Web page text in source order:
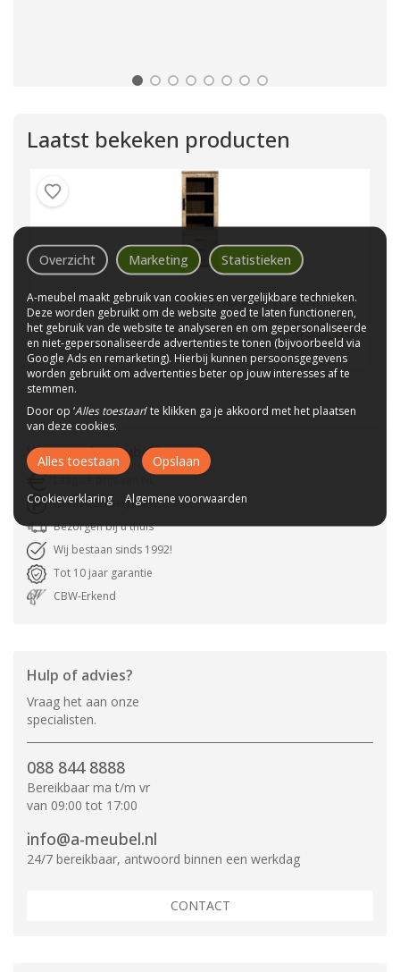
Laatst bekeken producten
UITHOORN VITRINEKAST
835,00
WaaromA-meubel?
Laagste prijs van NL
Gratis parkeerplaats
Bezorgen bij u thuis
Wij bestaan sinds 1992!
Tot 10 jaar garantie
CBW-Erkend
Hulp of advies?
Vraag het aan onze
specialisten.
088 844 8888
Bereikbaar ma t/m vr
van 09:00 tot 17:00
info@a-meubel.nl
24/7 bereikbaar, antwoord binnen een werkdag
CONTACT
Overzicht Marketing Statistieken
A-meubel maakt gebruik van cookies en vergelijkbare technieken.
Deze worden gebruikt om de website goed te laten functioneren,
het gebruik van de website te analyseren en om gepersonaliseerde
en niet-gepersonaliseerde advertenties te tonen (bijvoorbeeld via
Google Ads en remarketing). Hierbij kunnen persoonsgegevens
worden gebruikt om advertenties beter op jouw interesses af te
stemmen.
Door op ‘Alles toestaan’ te klikken ga je akkoord met het plaatsen
van deze cookies.
Alles toestaan Opslaan
Cookieverklaring Algemene voorwaarden